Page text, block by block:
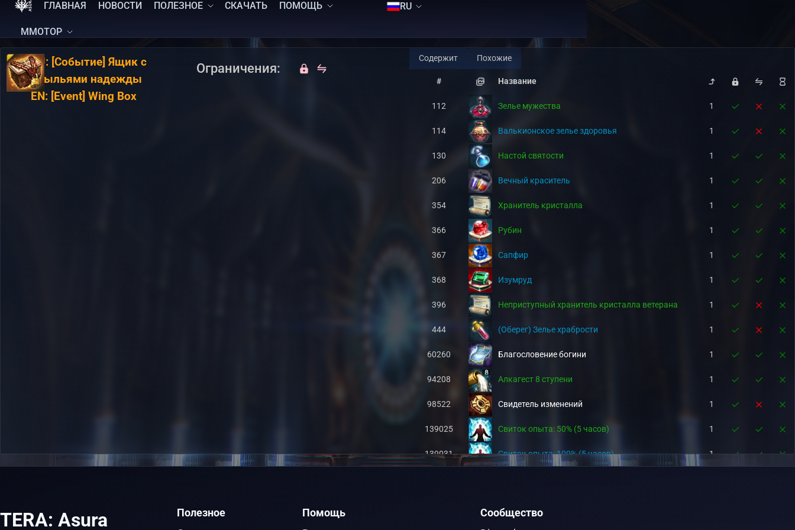
ГЛАВНАЯ НОВОСТИ ПОЛЕЗНОЕ СКАЧАТЬ ПОМОЩЬ
MMOTOP
RU
RU: [Событие] Ящик с
крыльями надежды
EN:
[Event] Wing Box
Ограничения:
Содержит Похожие
# Название
112 Зелье мужества 1
114 Валькионское зелье здоровья 1
130 Настой святости 1
206 Вечный краситель 1
354 Хранитель кристалла 1
366 Рубин 1
367 Сапфир 1
368 Изумруд 1
396 Неприступный хранитель кристалла ветерана 1
444 (Оберег) Зелье храбрости 1
60260 Благословение богини 1
94208 Алкагест 8 ступени 1
98522 Свидетель изменений 1
139025 Свиток опыта: 50% (5 часов) 1
139031 Свиток опыта: 100% (5 часов) 1
TERA: Asura
Полезное
Помощь
Сообщество